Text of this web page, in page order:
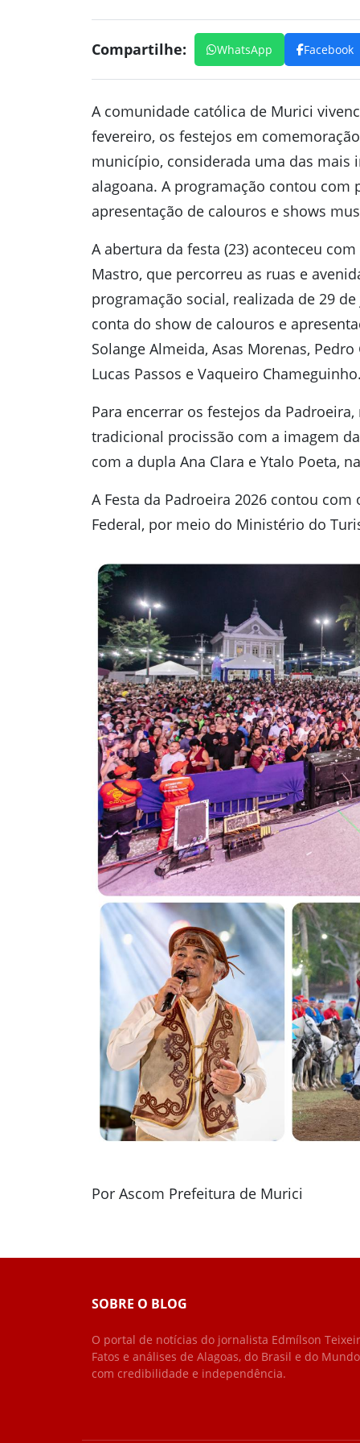
Compartilhe: WhatsApp Facebook
A comunidade católica de Murici
fevereiro, os festejos em
município, considerada uma das mais
alagoana. A programação contou com
apresentação de calouros e shows
A abertura da festa (23) aconteceu
Mastro, que percorreu as ruas e
programação social, realizada de 29
conta do show de calouros e
Solange Almeida, Asas Morenas,
Lucas Passos e Vaqueiro
Para encerrar os festejos da
tradicional procissão com a imagem
com a dupla Ana Clara e Ytalo Poeta,
A Festa da Padroeira 2026 contou
Federal, por meio do Ministério do
Por Ascom Prefeitura de Murici
SOBRE O BLOG
O portal de notícias do jornalista Edmílson
Fatos e análises de Alagoas, do Brasil e do
com credibilidade e independência.